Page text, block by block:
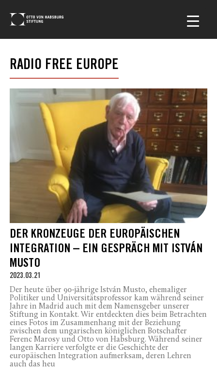
RADIO FREE EUROPE
DER KRONZEUGE DER EUROPÄISCHEN
INTEGRATION – EIN GESPRÄCH MIT ISTVÁN
MUSTO
2023.03.21
Der heute über 90-jährige István Musto, ehemaliger
Politiker und Universitätsprofessor kam während seiner
Jahre in Madrid auch mit dem Namensgeber unserer
Stiftung in Kontakt. Wir entdeckten dies beim Betrachten
eines Fotos im Zusammenhang mit der Beziehung
zwischen dem ungarischen königlichen Botschafter
Ferenc Marosy und Otto von Habsburg. Während seiner
langen Karriere verfolgte er die Geschichte der
europäischen Integration aufmerksam, deren Lehren
auch das heu